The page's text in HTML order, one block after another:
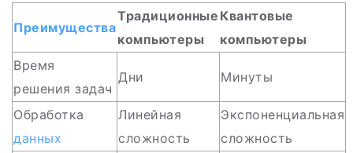
Преимущества
Традиционные
компьютеры
Квантовые
компьютеры
Время
решения задач
Дни Минуты
Обработка
данных
Линейная
сложность
Экспоненциальная
сложность